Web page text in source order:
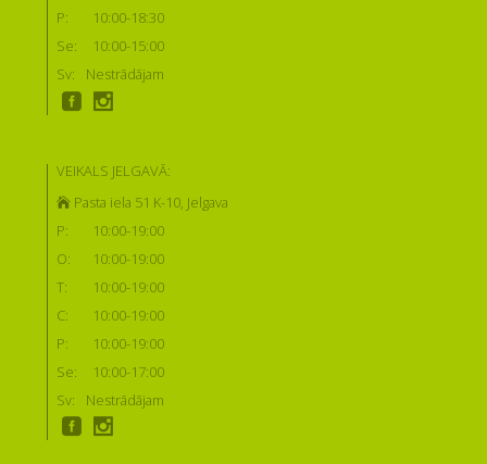
P:
10:00-18:30
Se:
10:00-15:00
Sv:
Nestrādājam
VEIKALS JELGAVĀ:
Pasta iela 51 K-10, Jelgava
P:
10:00-19:00
O:
10:00-19:00
T:
10:00-19:00
C:
10:00-19:00
P:
10:00-19:00
Se:
10:00-17:00
Sv:
Nestrādājam